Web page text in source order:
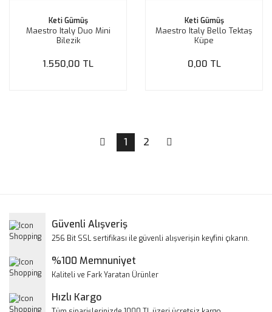
Keti Gümüş
Maestro Italy Duo Mini
Bilezik
1.550,00 TL
Keti Gümüş
Maestro Italy Bello Tektaş
Küpe
0,00 TL
1 2
Güvenli Alışveriş
256 Bit SSL sertifikası ile güvenli alışverişin keyfini çıkarın.
%100 Memnuniyet
Kaliteli ve Fark Yaratan Ürünler
Hızlı Kargo